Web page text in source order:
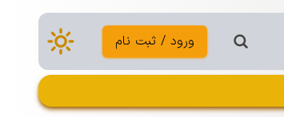
ورود / ثبت نام